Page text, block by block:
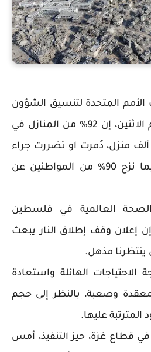
مكتب الأمم المتحدة لتنسيق الشؤون
الإنسانية "اوتشا"، اليوم الاثنين، إن 92% من المنازل في
قطاع غزة، أي نحو 436 ألف منزل، دُمرت او تضررت جراء
العدوان الإسرائيلي، فيما نزح 90% من المواطنين عن
العالمية في فلسطين
إعلان وقف إطلاق النار يبعث
ينتظرنا مذهل.
الهائلة واستعادة
وصعبة، بالنظر إلى حجم
المترتبة عليها.
قطاع غزة، حيز التنفيذ، أمس